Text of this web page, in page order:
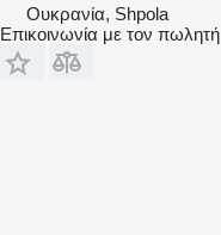
Ουκρανία, Shpola
Επικοινωνία με τον πωλητή